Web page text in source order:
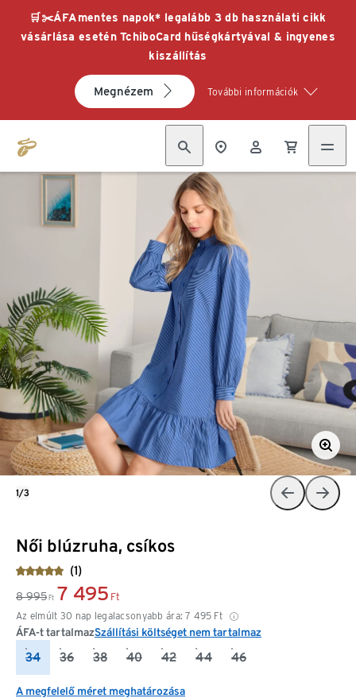
🛒✂️ÁFAmentes napok* legalább 3 db használati cikk
vásárlása esetén TchiboCard hűségkártyával & ingyenes
kiszállítás
Megnézem További információk
Női blúzruha, csíkos
(1)
8 995 Ft 7 495 Ft
Az elmúlt 30 nap legalacsonyabb ára: 7 495 Ft
ÁFA-t tartalmazSzállítási költséget nem tartalmaz
34 36 38 40 42 44 46
A megfelelő méret meghatározása
1/3